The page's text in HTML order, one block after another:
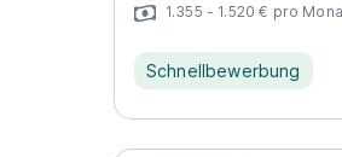
1.355 - 1.520 € pro
Schnellbewerbung